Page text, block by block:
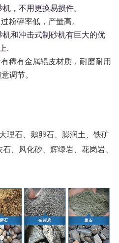
，不用更换易损件。
粉碎率低，产量高。
和冲击式制砂机有巨大的优
.
稀有金属辊皮材质，耐磨耐用
调节。
理石、鹅卵石、膨润土、铁矿
、风化砂、辉绿岩、花岗岩、